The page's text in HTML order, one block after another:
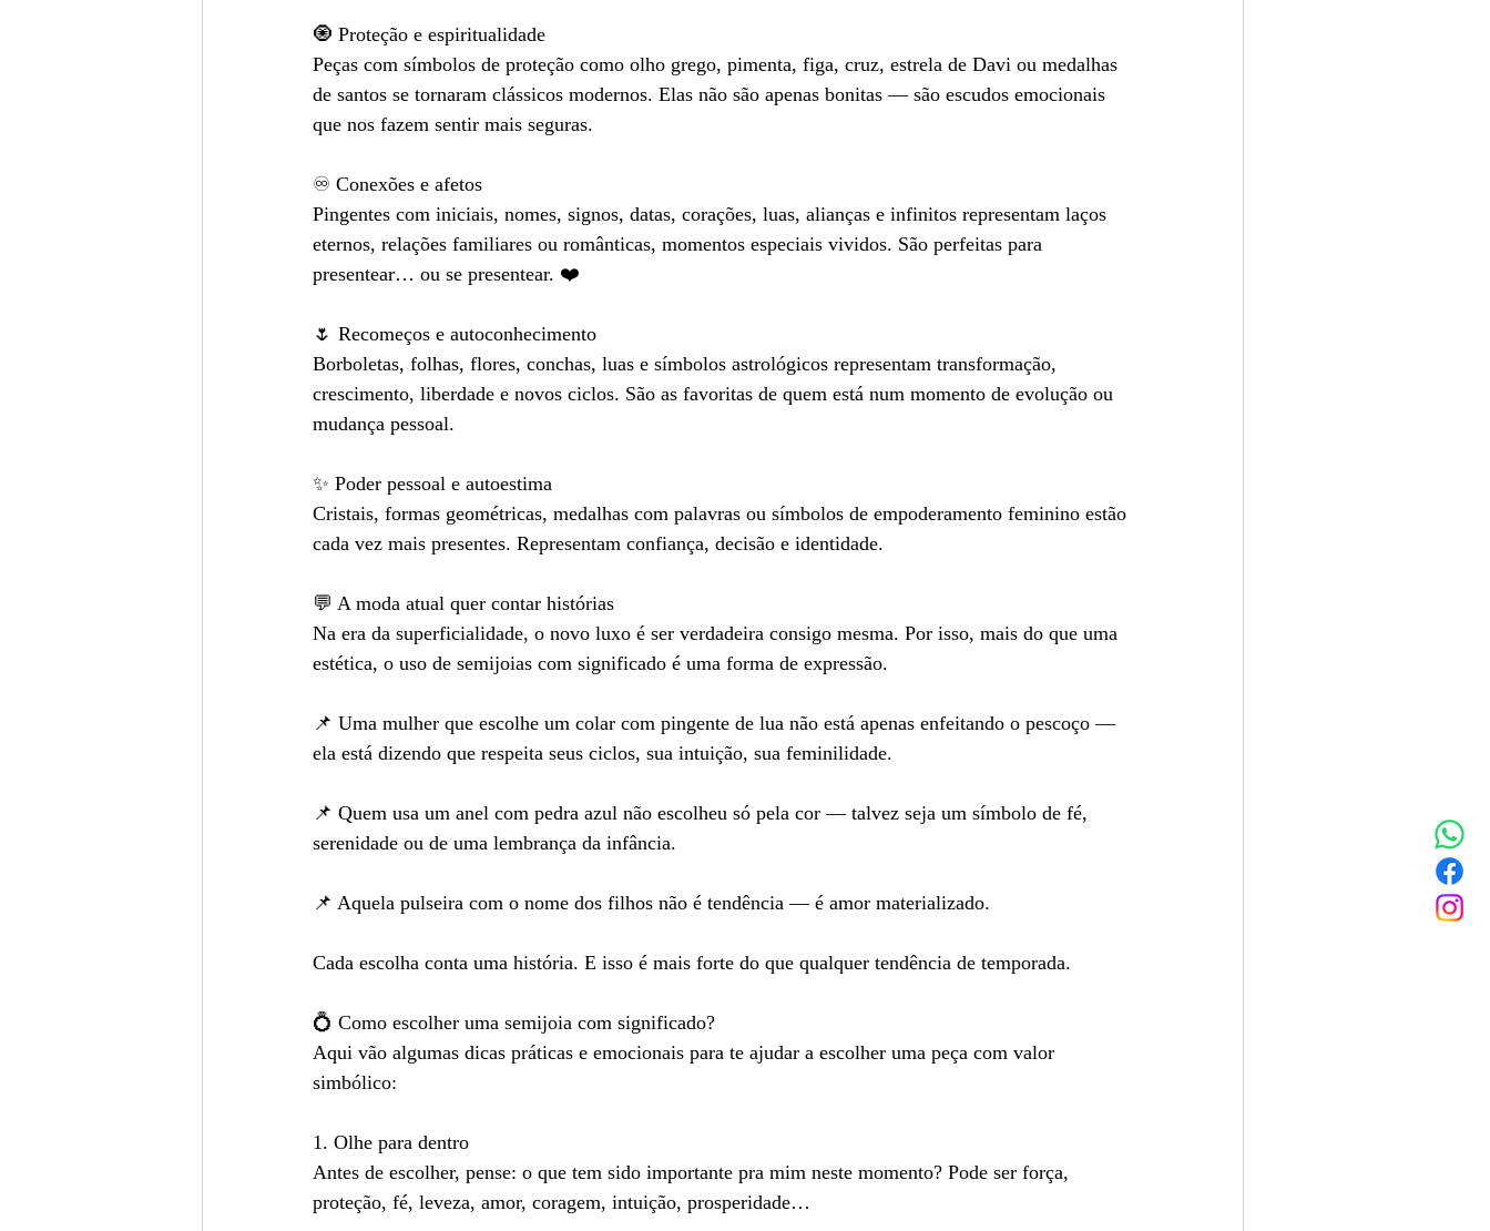
🧿 Proteção e espiritualidade
Peças com símbolos de proteção como olho grego, pimenta, figa, cruz, estrela de Davi ou medalhas
de santos se tornaram clássicos modernos. Elas não são apenas bonitas — são escudos emocionais
que nos fazem sentir mais seguras.
♾️ Conexões e afetos
Pingentes com iniciais, nomes, signos, datas, corações, luas, alianças e infinitos representam laços
eternos, relações familiares ou românticas, momentos especiais vividos. São perfeitas para
presentear… ou se presentear. ❤️
🌷 Recomeços e autoconhecimento
Borboletas, folhas, flores, conchas, luas e símbolos astrológicos representam transformação,
crescimento, liberdade e novos ciclos. São as favoritas de quem está num momento de evolução ou
mudança pessoal.
✨ Poder pessoal e autoestima
Cristais, formas geométricas, medalhas com palavras ou símbolos de empoderamento feminino estão
cada vez mais presentes. Representam confiança, decisão e identidade.
💬 A moda atual quer contar histórias
Na era da superficialidade, o novo luxo é ser verdadeira consigo mesma. Por isso, mais do que uma
estética, o uso de semijoias com significado é uma forma de expressão.
📌 Uma mulher que escolhe um colar com pingente de lua não está apenas enfeitando o pescoço —
ela está dizendo que respeita seus ciclos, sua intuição, sua feminilidade.
📌 Quem usa um anel com pedra azul não escolheu só pela cor — talvez seja um símbolo de fé,
serenidade ou de uma lembrança da infância.
📌 Aquela pulseira com o nome dos filhos não é tendência — é amor materializado.
Cada escolha conta uma história. E isso é mais forte do que qualquer tendência de temporada.
💍 Como escolher uma semijoia com significado?
Aqui vão algumas dicas práticas e emocionais para te ajudar a escolher uma peça com valor
simbólico:
1. Olhe para dentro
Antes de escolher, pense: o que tem sido importante pra mim neste momento? Pode ser força,
proteção, fé, leveza, amor, coragem, intuição, prosperidade…